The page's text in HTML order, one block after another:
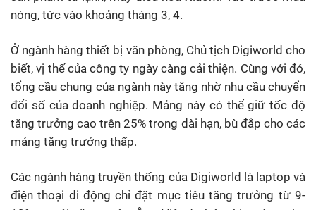
nóng, tức vào khoảng tháng 3, 4.
Ở ngành hàng thiết bị văn phòng, Chủ tịch Digiworld cho
biết, vị thế của công ty ngày càng cải thiện. Cùng với đó,
tổng cầu chung của ngành này tăng nhờ nhu cầu chuyển
đổi số của doanh nghiệp. Mảng này có thể giữ tốc độ
tăng trưởng cao trên 25% trong dài hạn, bù đắp cho các
mảng tăng trưởng thấp.
Các ngành hàng truyền thống của Digiworld là laptop và
điện thoại di động chỉ đặt mục tiêu tăng trưởng từ 9-